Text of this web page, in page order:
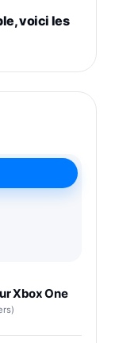
voici les
Xbox One